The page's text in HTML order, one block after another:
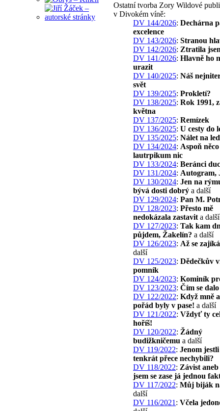
Ostatní tvorba Zory Wildové
v Divokém víně:
DV 144/2026: Dechárna
excelence
DV 143/2026: Stranou
DV 142/2026: Ztratila
DV 141/2026: Hlavně ho
urazit
DV 140/2025: Náš
svět
DV 139/2025: Prokletí?
DV 138/2025: Rok 1991,
května
DV 137/2025: Remízek
DV 136/2025: U cesty do
DV 135/2025: Nálet na led
DV 134/2024: Aspoň
lautrpikum nic
DV 133/2024: Beránci
DV 131/2024: Autogram,
DV 130/2024: Jen na
bývá dosti dobrý a další
DV 129/2024: Pan M.
DV 128/2023: Přesto mě
nedokázala zastavit a další
DV 127/2023: Tak kam
půjdem, Žakelín? a další
DV 126/2023: Až se
další
DV 125/2023: Dědečkův
pomník
DV 124/2023: Kominík
DV 123/2023: Čím se
DV 122/2022: Když mně
pořád byly v pase! a další
DV 121/2022: Vždyť ty
hoříš!
DV 120/2022: Žádný
budižkničemu a další
DV 119/2022: Jenom
tenkrát přece nechybili?
DV 118/2022: Závist
jsem se zase já jednou
DV 117/2022: Můj biják
další
DV 116/2021 : Včela